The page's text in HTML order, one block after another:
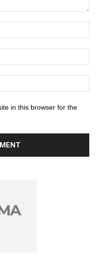
in this browser for the